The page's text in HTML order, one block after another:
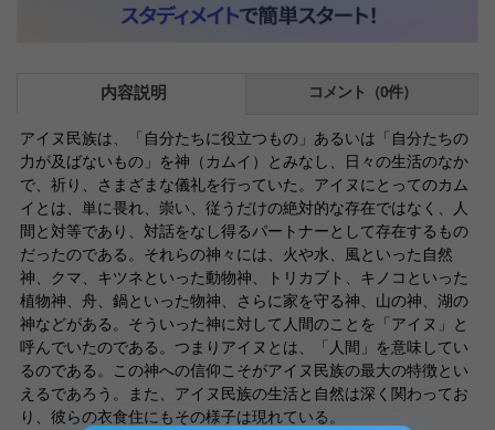
内容説明 コメント（0件）
アイヌ民族は、「自分たちに役立つもの」あるいは「自分たちの
力が及ばないもの」を神（カムイ）とみなし、日々の生活のなか
で、祈り、さまざまな儀礼を行っていた。アイヌにとってのカム
イとは、単に畏れ、崇い、従うだけの絶対的な存在ではなく、人
間と対等であり、対話をなし得るパートナーとして存在するもの
だったのである。それらの神々には、火や水、風といった自然
神、クマ、キツネといった動物神、トリカブト、キノコといった
植物神、舟、鍋といった物神、さらに家を守る神、山の神、湖の
神などがある。そういった神に対して人間のことを「アイヌ」と
呼んでいたのである。つまりアイヌとは、「人間」を意味してい
るのである。この神への信仰こそがアイヌ民族の最大の特徴とい
えるであろう。また、アイヌ民族の生活と自然は深く関わってお
り、彼らの衣食住にもその様子は現れている。